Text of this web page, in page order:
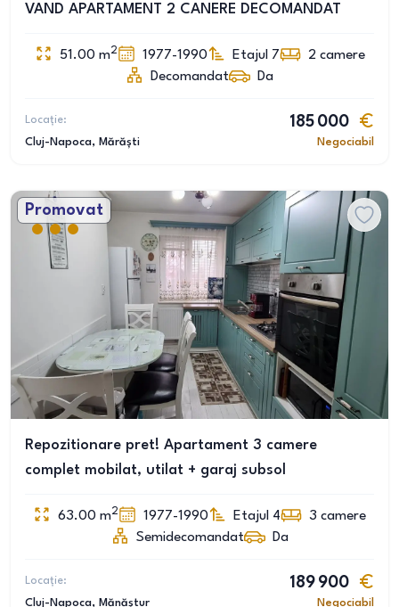
VAND APARTAMENT 2 CANERE DECOMANDAT
51.00 m2 1977-1990 Etajul 7 2 camere
Decomandat
Da
Locație:
Cluj-Napoca, Mărăști
185 000
Negociabil
Promovat
Repozitionare pret! Apartament 3 camere
complet mobilat, utilat + garaj subsol
63.00 m2 1977-1990 Etajul 4 3 camere
Semidecomandat
Da
Locație:
Cluj-Napoca, Mănăștur
189 900
Negociabil